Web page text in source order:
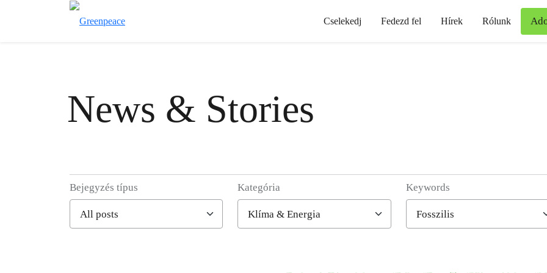
Cselekedj Fedezd fel Hírek Rólunk
News & Stories
Filter posts
Bejegyzés típus Kategória Keywords